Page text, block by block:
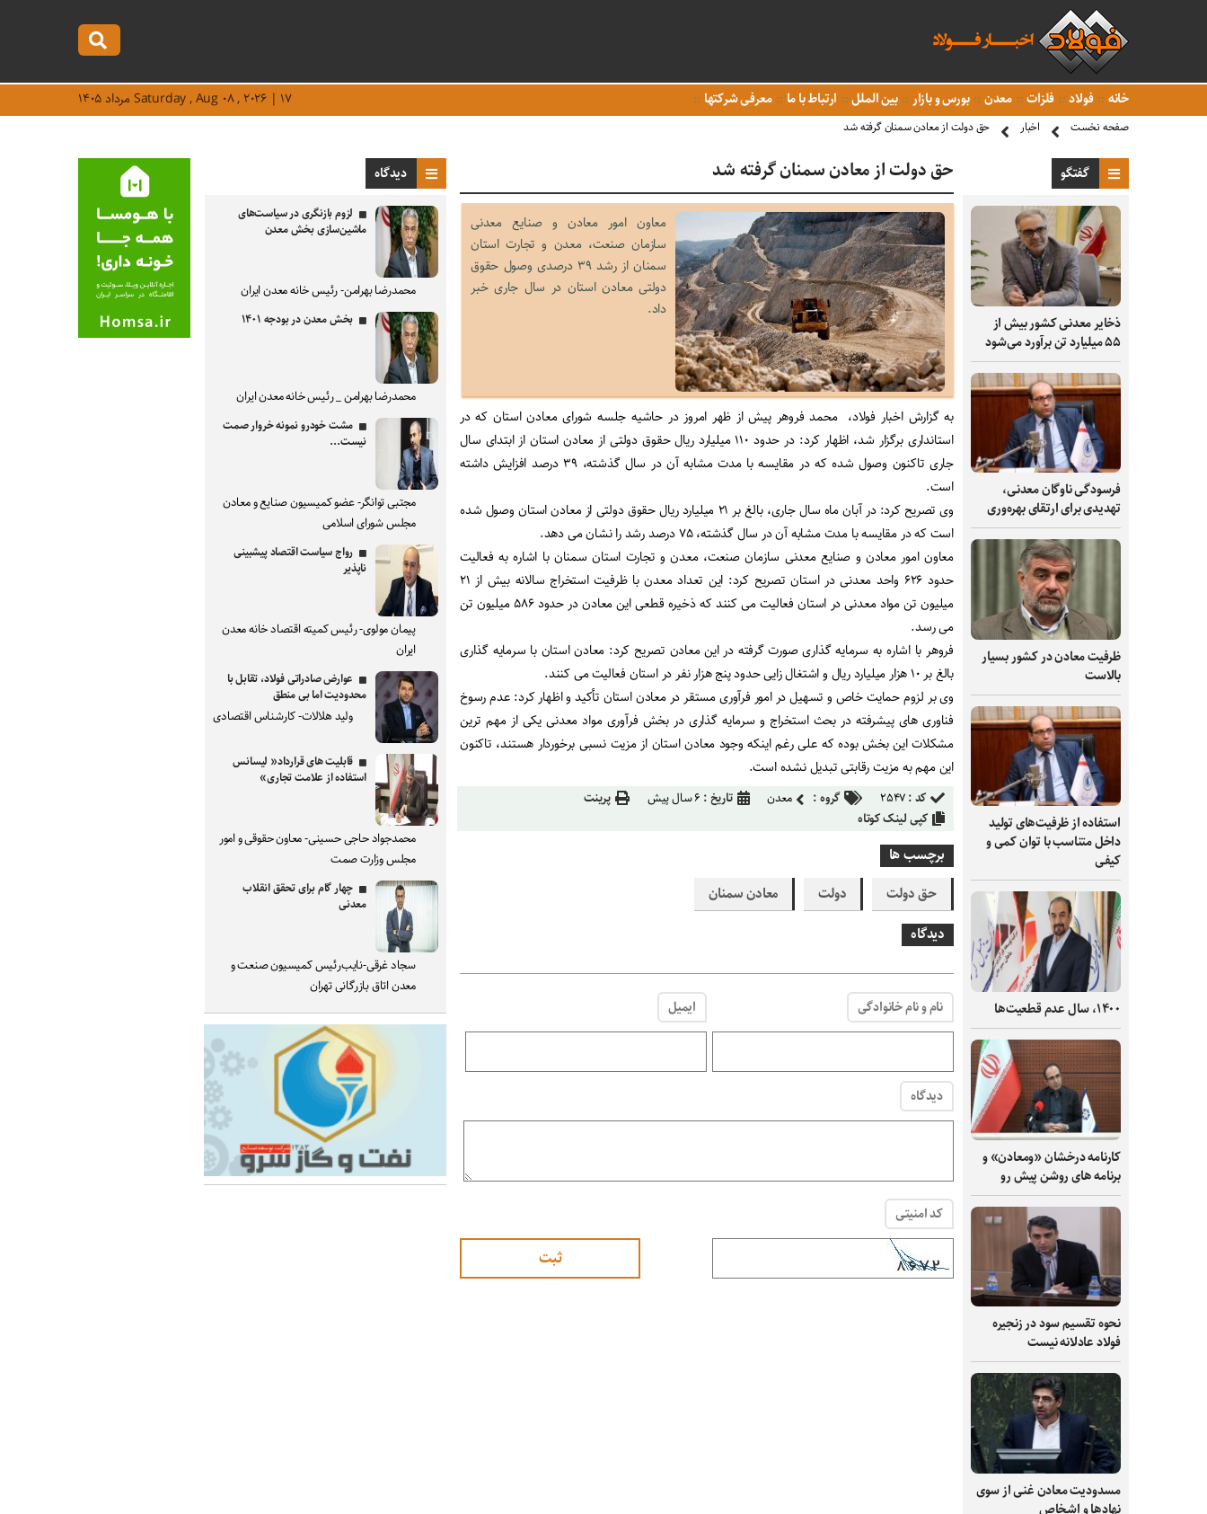
خانه فولاد فلزات معدن بورس و بازار بین الملل ارتباط با ما معرفی شرکتها Saturday , Aug ۰۸ , ۲۰۲۶ | ۱۷ مرداد ۱۴۰۵
صفحه نخست اخبار حق دولت از معادن سمنان گرفته شد
گفتگو
ذخایر معدنی کشور بیش از
۵۵ میلیارد تن برآورد می‌شود
فرسودگی ناوگان معدنی،
تهدیدی برای ارتقای بهره‌وری
ظرفیت‌ معادن در کشور بسیار
بالاست
استفاده از ظرفیت‌های تولید
داخل متناسب با توان کمی و
کیفی
۱۴۰۰، سال عدم قطعیت‌ها
کارنامه درخشان «ومعادن» و
برنامه های روشن پیش رو
نحوه تقسیم سود در زنجیره
فولاد عادلانه نیست
مسدودیت معادن غنی از سوی
نهادها و اشخاص
حق دولت از معادن سمنان گرفته شد
معاون امور معادن و صنایع معدنی
سازمان صنعت، معدن و تجارت استان
سمنان از رشد ۳۹ درصدی وصول حقوق
دولتی معادن استان در سال جاری خبر
داد.
به گزارش اخبار فولاد، محمد فروهر پیش از ظهر امروز در حاشیه جلسه شورای معادن استان که در
استانداری برگزار شد، اظهار کرد: در حدود ۱۱۰ میلیارد ریال حقوق دولتی از معادن استان از ابتدای سال
جاری تاکنون وصول شده که در مقایسه با مدت مشابه آن در سال گذشته، ۳۹ درصد افزایش داشته
است.
وی تصریح کرد: در آبان ماه سال جاری، بالغ بر ۲۱ میلیارد ریال حقوق دولتی از معادن استان وصول شده
است که در مقایسه با مدت مشابه آن در سال گذشته، ۷۵ درصد رشد را نشان می دهد.
معاون امور معادن و صنایع معدنی سازمان صنعت، معدن و تجارت استان سمنان با اشاره به فعالیت
حدود ۶۲۶ واحد معدنی در استان تصریح کرد: این تعداد معدن با ظرفیت استخراج سالانه بیش از ۲۱
میلیون تن مواد معدنی در استان فعالیت می کنند که ذخیره قطعی این معادن در حدود ۵۸۶ میلیون تن
می رسد.
فروهر با اشاره به سرمایه گذاری صورت گرفته در این معادن تصریح کرد: معادن استان با سرمایه گذاری
بالغ بر ۱۰ هزار میلیارد ریال و اشتغال زایی حدود پنج هزار نفر در استان فعالیت می کنند.
وی بر لزوم حمایت خاص و تسهیل در امور فرآوری مستقر در معادن استان تأکید و اظهار کرد: عدم رسوخ
فناوری های پیشرفته در بحث استخراج و سرمایه گذاری در بخش فرآوری مواد معدنی یکی از مهم ترین
مشکلات این بخش بوده که علی رغم اینکه وجود معادن استان از مزیت نسبی برخوردار هستند، تاکنون
این مهم به مزیت رقابتی تبدیل نشده است.
کد :۲۵۴۷ گروه : معدن تاریخ : ۶ سال پیش
پرینت
کپی لینک کوتاه
برچسب ها
حق دولت
دولت
معادن سمنان
دیدگاه
نام و نام خانوادگی ایمیل
دیدگاه
کد امنیتی
دیدگاه
لزوم بازنگری در سیاست‌های
ماشین‌سازی بخش معدن
محمدرضا بهرامن- رئیس خانه معدن ایران
بخش معدن در بودجه ۱۴۰۱
محمدرضا بهرامن _ رئیس خانه معدن ایران
مشت خودرو نمونه خروار صمت
نیست...
مجتبی توانگر- عضو کمیسیون صنایع و معادن
مجلس شورای اسلامی
رواج سیاست اقتصاد پیشبینی
ناپذیر
پیمان مولوی- رئیس کمیته اقتصاد خانه معدن
ایران
عوارض صادراتی فولاد، تقابل با
محدودیت اما بی منطق
ولید هلالات- کارشناس اقتصادی
قابلیت های قرارداد« لیسانس
استفاده از علامت تجاری»
محمدجواد حاجی حسینی- معاون حقوقی و امور
مجلس وزارت صمت
چهار گام برای تحقق انقلاب
معدنی
سجاد غرقی-نایب‌رئیس کمیسیون صنعت و
معدن اتاق بازرگانی تهران